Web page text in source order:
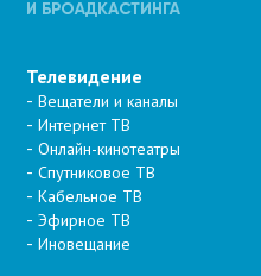
Телевидение
Вещатели и каналы
Интернет ТВ
Онлайн-кинотеатры
Спутниковое ТВ
Кабельное ТВ
Эфирное ТВ
Иновещание